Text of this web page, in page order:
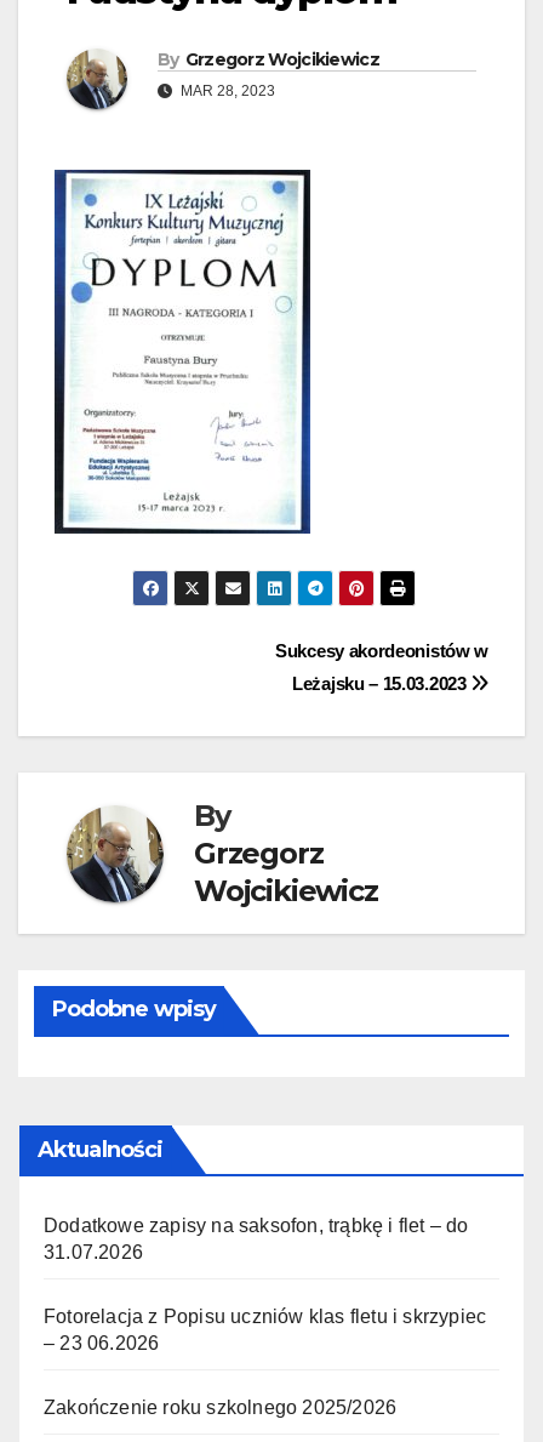
By Grzegorz Wojcikiewicz
MAR 28, 2023
Sukcesy akordeonistów w
Leżajsku – 15.03.2023
By
Grzegorz
Wojcikiewicz
Podobne wpisy
Aktualności
Dodatkowe zapisy na saksofon, trąbkę i flet – do
31.07.2026
Fotorelacja z Popisu uczniów klas fletu i skrzypiec
– 23 06.2026
Zakończenie roku szkolnego 2025/2026